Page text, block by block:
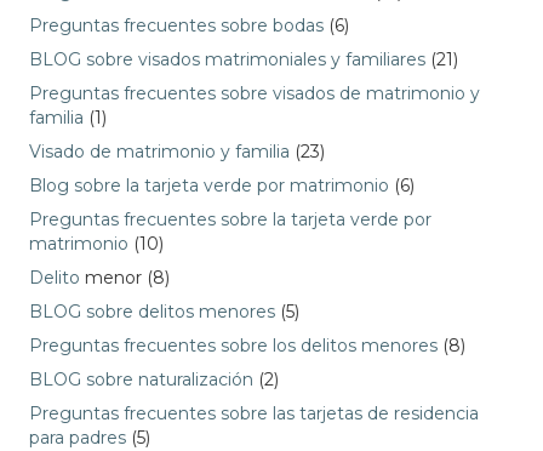
Preguntas frecuentes sobre bodas (6)
BLOG sobre visados matrimoniales y familiares (21)
Preguntas frecuentes sobre visados de matrimonio y
familia (1)
Visado de matrimonio y familia (23)
Blog sobre la tarjeta verde por matrimonio (6)
Preguntas frecuentes sobre la tarjeta verde por
matrimonio (10)
Delito menor (8)
BLOG sobre delitos menores (5)
Preguntas frecuentes sobre los delitos menores (8)
BLOG sobre naturalización (2)
Preguntas frecuentes sobre las tarjetas de residencia
para padres (5)